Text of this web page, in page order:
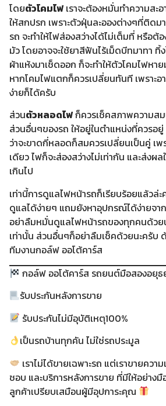
โดยตัวโคมไฟ เราจะต้องหมั่นทำความส
ให้สกปรก เพราะตัวฝุ่นละอองต่างๆที่ติดม
รถ จะทำให้ไฟส่องสว่างได้ไม่เต็มที่ หรือต้
มัว โดยอาจจะใช้ยาสีฟันไร้เม็ดบีทมาทา ทิ้
ผ้าแห้งมาเช็ดออก ก็จะทำให้ตัวโคมไฟหา
หากโคมไฟแตกก็ควรเปลี่ยนทันที เพราะอ
ง่ายก็ได้ครับ
ส่วนตัวหลอดไฟก็ควรเช็คสภาพความส
ส่วนอื่นๆของรถ ให้อยู่ในตำแหน่งที่ควรอ
ว่าจะขาดกี่หลอดก็สมควรเปลี่ยนเป็นคู่ เพ
เดียว ไฟก็จะส่องสว่างไม่เท่ากัน และส่งผ
เกินไป
เท่านี้การดูแลไฟหน้ารถก็เรียบร้อยแล้วล่
ดูแลได้ง่ายๆ แถมยังหาอุปกรณ์ได้ง่ายจา
อย่าลืมหมั่นดูแลไฟหน้ารถของทุกคนด้วย
เท่านั้น ส่วนอื่นๆก็อย่าลืมเช็คด้วยนะครับ
ทีมงานกอล์ฟ ออโต้คาร์ส
กอล์ฟ ออโต้คาร์ส รถยนต์มือสองอยุธ
รับประกันหลังการขาย
รับประกันไม่มีอุบัติเหตุ100%
เป็นรถบ้านทุกคัน ไม่ใช่รถประมูล
เราไม่ได้ขายเฉพาะรถ แต่เราขายคว
ชอบ และบริการหลังการขาย ที่มีให้อย่างมื
ลูกค้าเปรียบเสมือนผู้มีอุปการะคุณ